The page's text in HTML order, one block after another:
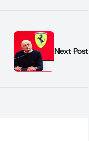
Next Post